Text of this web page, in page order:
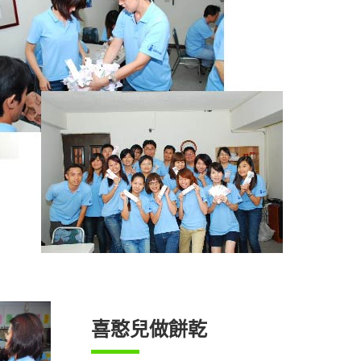
喜憨兒做餅乾